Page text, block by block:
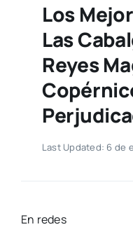
Los
Las
Reyes
Last Updated: 6 de
En redes